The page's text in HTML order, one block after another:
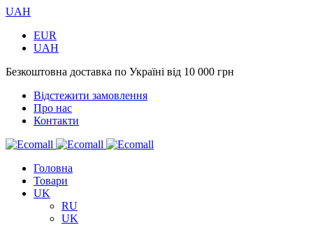
UAH
EUR
UAH
Безкоштовна доставка по Україні від 10 000 грн
Відстежити замовлення
Про нас
Контакти
Головна
Товари
UK
RU
UK